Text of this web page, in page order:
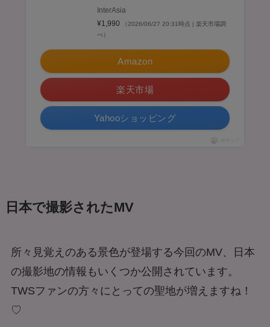
InterAsia
¥1,990
（2026/06/27 20:31時点 | 楽天市場調
べ）
Amazon
楽天市場
Yahooショッピング
日本で撮影されたMV
所々見覚えのある景色が登場する今回のMV、日本
の撮影地の情報もいくつか公開されています。
TWSファンの方々にとっての聖地が増えますね！
♡